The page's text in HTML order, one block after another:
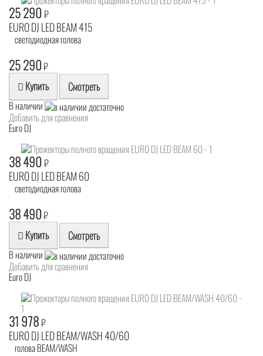
25 290₽
EURO DJ LED BEAM 415
светодиодная голова
25 290₽
Купить Смотреть
В наличии
Добавить для сравнения
Euro DJ
38 490₽
EURO DJ LED BEAM 60
светодиодная голова
38 490₽
Купить Смотреть
В наличии
Добавить для сравнения
Euro DJ
31 978₽
EURO DJ LED BEAM/WASH 40/60
голова BEAM/WASH